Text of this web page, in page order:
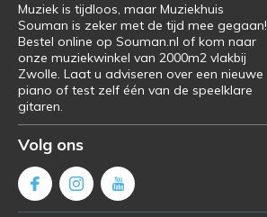
Muziek is tijdloos, maar Muziekhuis
Souman is zeker met de tijd mee gegaan!
Bestel online op Souman.nl of kom naar
onze muziekwinkel van 2000m2 vlakbij
Zwolle. Laat u adviseren over een nieuwe
piano of test zelf één van de speelklare
gitaren.
Volg ons